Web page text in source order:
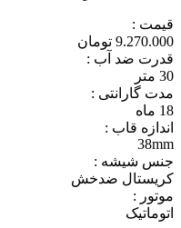
قیمت :
9.270.000 تومان
قدرت ضد آب :
30 متر
مدت گارانتی :
18 ماه
اندازه قاب :
38mm
جنس شیشه :
کریستال ضدخش
موتور :
اتوماتیک